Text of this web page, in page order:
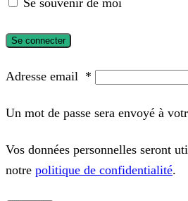
Se souvenir de moi
Se connecter
Adresse email *
Un mot de passe sera envoyé à
Vos données personnelles seront
notre politique de confidentialité.